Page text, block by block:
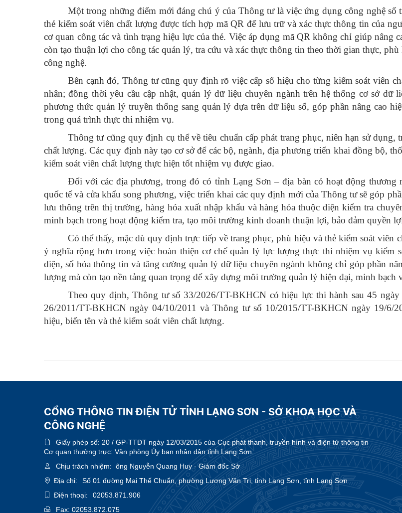
Một trong những điểm mới đáng chú ý của Thông tư là việc ứng dụng công nghệ
thẻ kiểm soát viên chất lượng được tích hợp mã QR để lưu trữ và xác thực thông tin của
cơ quan công tác và tình trạng hiệu lực của thẻ. Việc áp dụng mã QR không chỉ giúp nâng
còn tạo thuận lợi cho công tác quản lý, tra cứu và xác thực thông tin theo thời gian thực,
công nghệ.
Bên cạnh đó, Thông tư cũng quy định rõ việc cấp số hiệu cho từng kiểm soát viên
nhân; đồng thời yêu cầu cập nhật, quản lý dữ liệu chuyên ngành trên hệ thống cơ sở dữ
phương thức quản lý truyền thống sang quản lý dựa trên dữ liệu số, góp phần nâng cao
trong quá trình thực thi nhiệm vụ.
Thông tư cũng quy định cụ thể về tiêu chuẩn cấp phát trang phục, niên hạn sử
chất lượng. Các quy định này tạo cơ sở để các bộ, ngành, địa phương triển khai đồng bộ,
kiểm soát viên chất lượng thực hiện tốt nhiệm vụ được giao.
Đối với các địa phương, trong đó có tỉnh Lạng Sơn – địa bàn có hoạt động thương
quốc tế và cửa khẩu song phương, việc triển khai các quy định mới của Thông tư sẽ góp
lưu thông trên thị trường, hàng hóa xuất nhập khẩu và hàng hóa thuộc diện kiểm tra
minh bạch trong hoạt động kiểm tra, tạo môi trường kinh doanh thuận lợi, bảo đảm quyền
Có thể thấy, mặc dù quy định trực tiếp về trang phục, phù hiệu và thẻ kiểm soát
ý nghĩa rộng hơn trong việc hoàn thiện cơ chế quản lý lực lượng thực thi nhiệm vụ kiểm
diện, số hóa thông tin và tăng cường quản lý dữ liệu chuyên ngành không chỉ góp phần
lượng mà còn tạo nền tảng quan trọng để xây dựng môi trường quản lý hiện đại, minh bạch
Theo quy định, Thông tư số 33/2026/TT-BKHCN có hiệu lực thi hành sau 45
26/2011/TT-BKHCN ngày 04/10/2011 và Thông tư số 10/2015/TT-BKHCN ngày 19/6/
hiệu, biển tên và thẻ kiểm soát viên chất lượng.
CỔNG THÔNG TIN ĐIỆN TỬ TỈNH LẠNG SƠN - SỞ KHOA HỌC VÀ
CÔNG NGHỆ
Giấy phép số: 20 / GP-TTĐT ngày 12/03/2015 của Cục phát thanh, truyền hình và điện tử thông tin
Cơ quan thường trực: Văn phòng Ủy ban nhân dân tỉnh Lạng Sơn.
Chịu trách nhiệm: ông Nguyễn Quang Huy - Giám đốc Sở
Địa chỉ:
Số 01 đường Mai Thế Chuẩn, phường Lương Văn Tri, tỉnh Lạng Sơn, tỉnh Lạng Sơn
Điện thoại:
02053.871.906
Fax: 02053.872.075